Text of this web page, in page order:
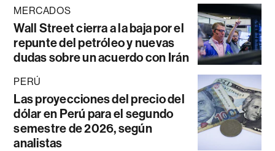
MERCADOS
Wall Street cierra a la baja por el
repunte del petróleo y nuevas
dudas sobre un acuerdo con Irán
PERÚ
Las proyecciones del precio del
dólar en Perú para el segundo
semestre de 2026, según
analistas